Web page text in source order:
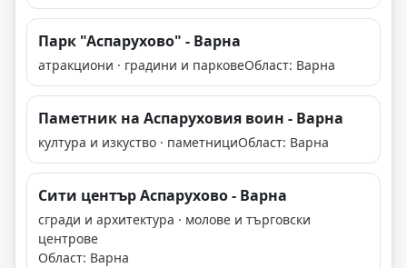
Парк "Аспарухово" - Варна
атракциони · градини и парковеОбласт: Варна
Паметник на Аспаруховия воин - Варна
култура и изкуство · паметнициОбласт: Варна
Сити център Аспарухово - Варна
сгради и архитектура · молове и търговски
центрове
Област: Варна